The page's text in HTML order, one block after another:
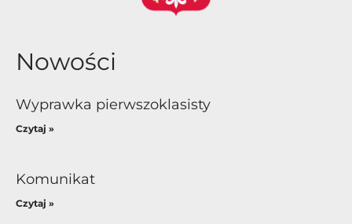
Nowości
Wyprawka pierwszoklasisty
Czytaj »
Komunikat
Czytaj »